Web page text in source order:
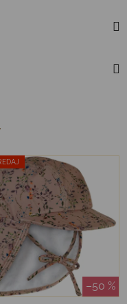
–50 %